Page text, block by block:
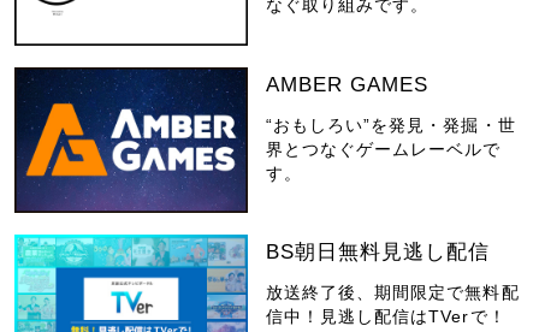
なぐ取り組みです。
AMBER GAMES
“おもしろい”を発見・発掘・世
界とつなぐゲームレーベルで
す。
BS朝日無料見逃し配信
放送終了後、期間限定で無料配
信中！見逃し配信はTVerで！